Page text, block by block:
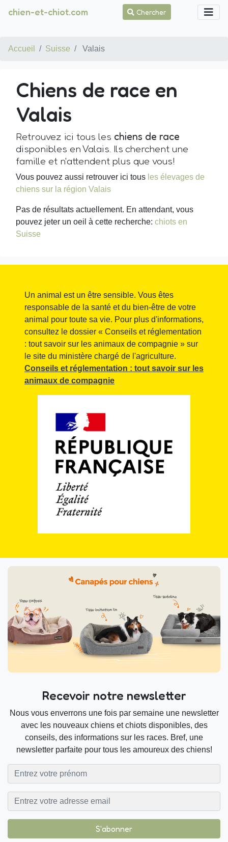
chien-et-chiot.com Chercher
Accueil Suisse Valais
Chiens de race en
Valais
Retrouvez ici tous les chiens de race
disponibles en Valais. Ils cherchent une
famille et n'attendent plus que vous!
Vous pouvez aussi retrouver ici tous les élevages de
chiens sur la région Valais
Pas de résultats actuellement. En attendant, vous
pouvez jeter un oeil à cette recherche: chiots en
Suisse
Un animal est un être sensible. Vous êtes
responsable de la santé et du bien-être de votre
animal pour toute sa vie. Pour plus d'informations,
consultez le dossier « Conseils et réglementation
: tout savoir sur les animaux de compagnie » sur
le site du ministère chargé de l'agriculture.
Conseils et réglementation : tout savoir sur les
animaux de compagnie
Recevoir notre newsletter
Nous vous enverrons une fois par semaine une newsletter
avec les nouveaux chiens et chiots disponibles, des
conseils, des informations sur les races. Bref, une
newsletter parfaite pour tous les amoureux des chiens!
S'abonner